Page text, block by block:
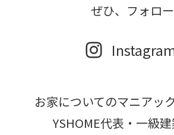
ぜひ、フォロ
お家についてのマニアッ
YSHOME代表・一級